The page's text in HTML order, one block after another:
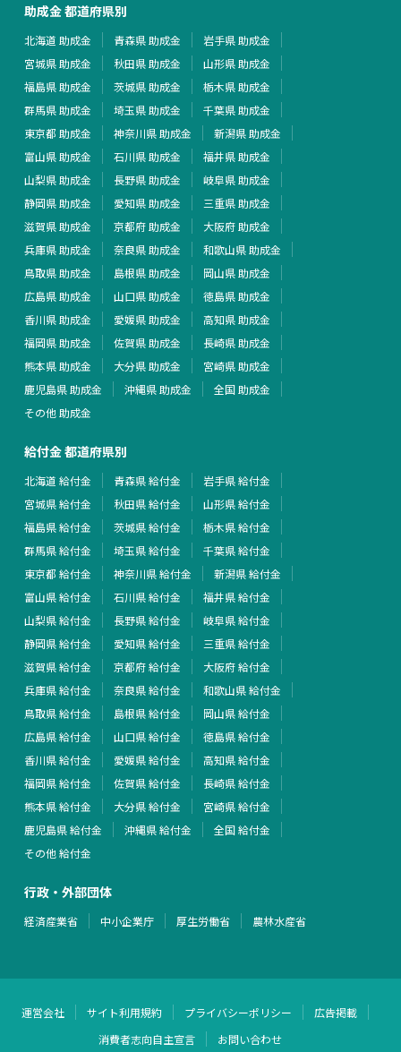
助成金 都道府県別
北海道 助成金 青森県 助成金
岩手県 助成金
宮城県 助成金
秋田県 助成金
山形県 助成金
福島県 助成金
茨城県 助成金
栃木県 助成金
群馬県 助成金
埼玉県 助成金
千葉県 助成金
東京都 助成金
神奈川県 助成金
新潟県 助成金
富山県 助成金
石川県 助成金
福井県 助成金
山梨県 助成金
長野県 助成金
岐阜県 助成金
静岡県 助成金
愛知県 助成金
三重県 助成金
滋賀県 助成金
京都府 助成金
大阪府 助成金
兵庫県 助成金
奈良県 助成金
和歌山県 助成金
鳥取県 助成金
島根県 助成金
岡山県 助成金
広島県 助成金
山口県 助成金
徳島県 助成金
香川県 助成金
愛媛県 助成金
高知県 助成金
福岡県 助成金
佐賀県 助成金
長崎県 助成金
熊本県 助成金
大分県 助成金
宮崎県 助成金
鹿児島県 助成金
沖縄県 助成金
全国 助成金
その他 助成金
給付金 都道府県別
北海道 給付金 青森県 給付金
岩手県 給付金
宮城県 給付金
秋田県 給付金
山形県 給付金
福島県 給付金
茨城県 給付金
栃木県 給付金
群馬県 給付金
埼玉県 給付金
千葉県 給付金
東京都 給付金
神奈川県 給付金
新潟県 給付金
富山県 給付金
石川県 給付金
福井県 給付金
山梨県 給付金
長野県 給付金
岐阜県 給付金
静岡県 給付金
愛知県 給付金
三重県 給付金
滋賀県 給付金
京都府 給付金
大阪府 給付金
兵庫県 給付金
奈良県 給付金
和歌山県 給付金
鳥取県 給付金
島根県 給付金
岡山県 給付金
広島県 給付金
山口県 給付金
徳島県 給付金
香川県 給付金
愛媛県 給付金
高知県 給付金
福岡県 給付金
佐賀県 給付金
長崎県 給付金
熊本県 給付金
大分県 給付金
宮崎県 給付金
鹿児島県 給付金
沖縄県 給付金
全国 給付金
その他 給付金
行政・外部団体
経済産業省 中小企業庁 厚生労働省 農林水産省
運営会社 サイト利用規約 プライバシーポリシー
広告掲載
消費者志向自主宣言
お問い合わせ